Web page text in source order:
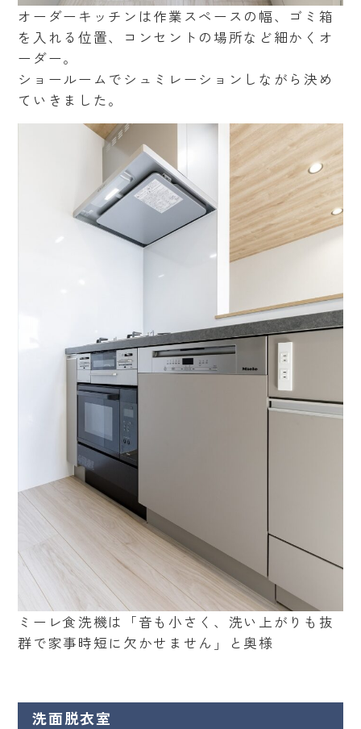
オーダーキッチンは作業スペースの幅、ゴミ箱
を入れる位置、コンセントの場所など細かくオ
ーダー。
ショールームでシュミレーションしながら決め
ていきました。
ミーレ食洗機は「音も小さく、洗い上がりも抜
群で家事時短に欠かせません」と奥様
洗面脱衣室